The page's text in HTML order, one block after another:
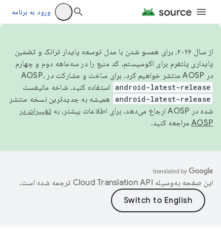
ورود به برنامه
از سال ۲۰۲۶، برای همسو شدن با مدل توسعه پایدار ترانک و تضمین
پایداری پلتفرم برای اکوسیستم، کد منبع را در سه‌ماهه دوم و چهارم
در AOSP منتشر خواهیم کرد. برای ساخت و مشارکت در AOSP،
android-latest-release استفاده کنید. شاخه مانیفست
android-latest-release
همیشه به جدیدترین نسخه منتشر
شده در AOSP ارجاع می‌دهد. برای اطلاعات بیشتر، به
تغییرات در
AOSP مراجعه کنید.
این صفحه به‌وسیله ترجمه شده است.